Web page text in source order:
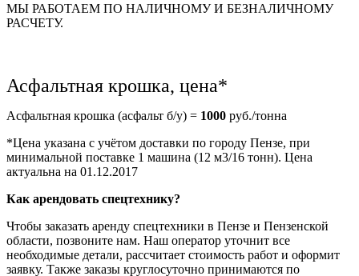
МЫ РАБОТАЕМ ПО НАЛИЧНОМУ И БЕЗНАЛИЧНОМУ
РАСЧЕТУ.
Асфальтная крошка, цена*
Асфальтная крошка (асфальт б/у) = 1000 руб./тонна
*Цена указана с учётом доставки по городу Пензе, при
минимальной поставке 1 машина (12 м3/16 тонн). Цена
актуальна на 01.12.2017
Как арендовать спецтехнику?
Чтобы заказать аренду спецтехники в Пензе и Пензенской
области, позвоните нам. Наш оператор уточнит все
необходимые детали, рассчитает стоимость работ и оформит
заявку. Также заказы круглосуточно принимаются по